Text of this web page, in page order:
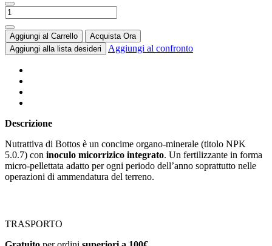
Aggiungi al Carrello
Acquista Ora
Aggiungi alla lista desideri
Aggiungi al confronto
Descrizione
Nutrattiva di Bottos è un concime organo-minerale (titolo NPK
5.0.7) con inoculo micorrizico integrato. Un fertilizzante in forma
micro-pellettata adatto per ogni periodo dell’anno soprattutto nelle
operazioni di ammendatura del terreno.
TRASPORTO